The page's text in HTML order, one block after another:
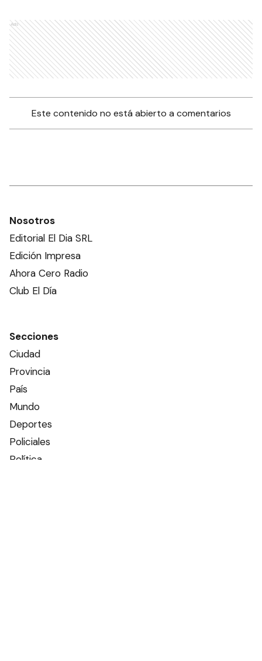
Ads
Este contenido no está abierto a comentarios
Nosotros
Editorial El Dia SRL
Edición Impresa
Ahora Cero Radio
Club El Día
Secciones
Ciudad
Provincia
País
Mundo
Deportes
Policiales
Política